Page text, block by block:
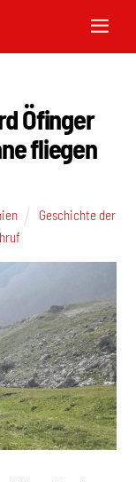
Öfinger
fliegen
Geschichte der